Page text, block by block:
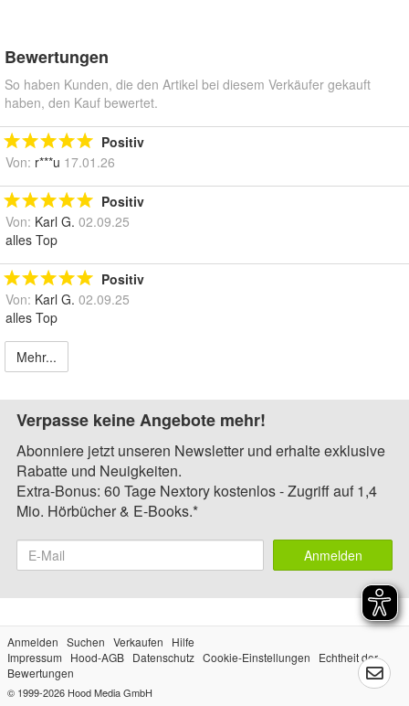
Bewertungen
So haben Kunden, die den Artikel bei diesem Verkäufer gekauft
haben, den Kauf bewertet.
Positiv
Von: r***u 17.01.26
Positiv
Von: Karl G. 02.09.25
alles Top
Positiv
Von: Karl G. 02.09.25
alles Top
Mehr...
Verpasse keine Angebote mehr!
Abonniere jetzt unseren Newsletter und erhalte exklusive
Rabatte und Neuigkeiten.
Extra-Bonus: 60 Tage Nextory kostenlos - Zugriff auf 1,4
Mio. Hörbücher & E-Books.*
Anmelden
Anmelden Suchen Verkaufen
Hilfe
Impressum
Hood-AGB Datenschutz Cookie-Einstellungen
Echtheit der
Bewertungen
© 1999-2026 Hood Media GmbH